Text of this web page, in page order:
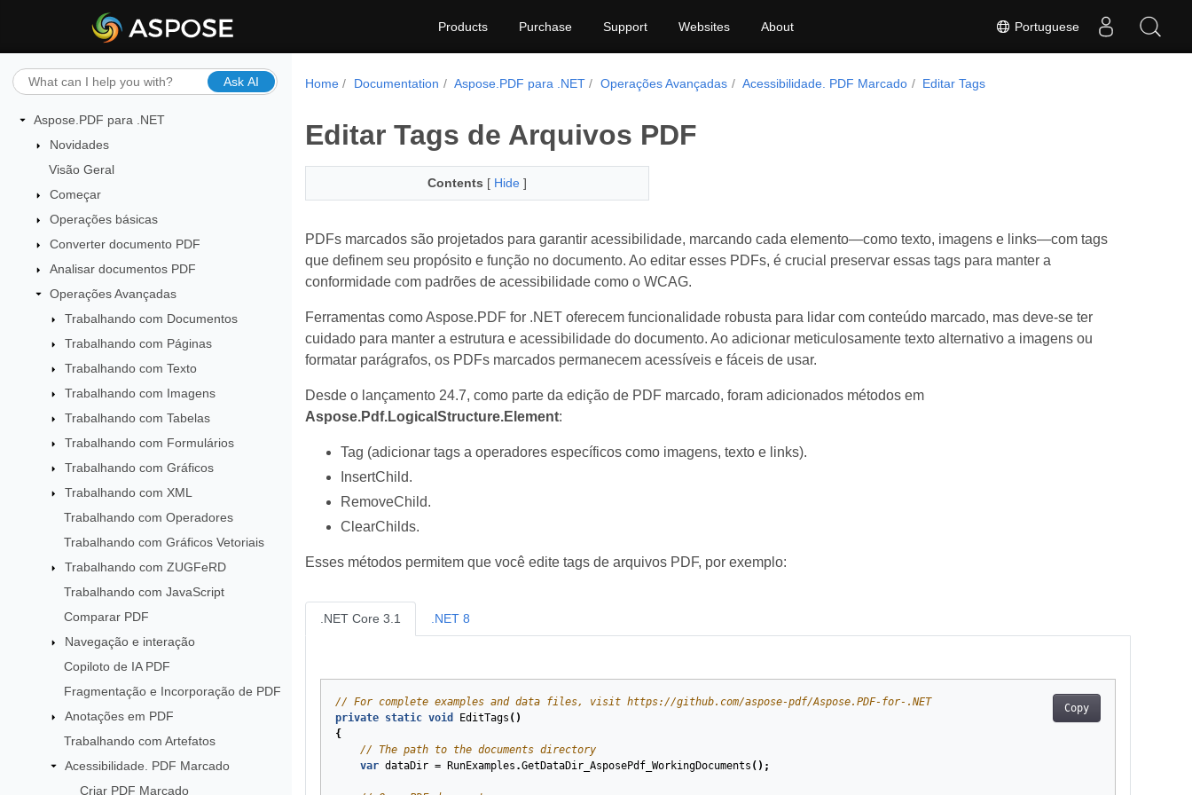
Portuguese
Products Purchase Support Websites About
Ask AI
Aspose.PDF para .NET
Novidades
Visão Geral
Começar
Operações básicas
Converter documento PDF
Analisar documentos PDF
Operações Avançadas
Trabalhando com Documentos
Trabalhando com Páginas
Trabalhando com Texto
Trabalhando com Imagens
Trabalhando com Tabelas
Trabalhando com Formulários
Trabalhando com Gráficos
Trabalhando com XML
Trabalhando com Operadores
Trabalhando com Gráficos Vetoriais
Trabalhando com ZUGFeRD
Trabalhando com JavaScript
Comparar PDF
Navegação e interação
Copiloto de IA PDF
Fragmentação e Incorporação de PDF
Anotações em PDF
Trabalhando com Artefatos
Acessibilidade. PDF Marcado
Criar PDF Marcado
Home Documentation Aspose.PDF para .NET Operações Avançadas Acessibilidade. PDF Marcado Editar Tags
Editar Tags de Arquivos PDF
Contents [ Hide ]
PDFs marcados são projetados para garantir acessibilidade, marcando cada elemento—como texto, imagens e links—com tags
que definem seu propósito e função no documento. Ao editar esses PDFs, é crucial preservar essas tags para manter a
conformidade com padrões de acessibilidade como o WCAG.
Ferramentas como Aspose.PDF for .NET oferecem funcionalidade robusta para lidar com conteúdo marcado, mas deve-se ter
cuidado para manter a estrutura e acessibilidade do documento. Ao adicionar meticulosamente texto alternativo a imagens ou
formatar parágrafos, os PDFs marcados permanecem acessíveis e fáceis de usar.
Desde o lançamento 24.7, como parte da edição de PDF marcado, foram adicionados métodos em
Aspose.Pdf.LogicalStructure.Element:
Tag (adicionar tags a operadores específicos como imagens, texto e links).
InsertChild.
RemoveChild.
ClearChilds.
Esses métodos permitem que você edite tags de arquivos PDF, por exemplo:
.NET Core 3.1
Copy
// For complete examples and data files, visit https://github.com/aspose-pdf/Aspose.PDF-for-.NET
private
static void EditTags ( )
{
// The path to the documents directory
var dataDir = RunExamples .GetDataDir_AsposePdf_WorkingDocuments ();
.NET 8